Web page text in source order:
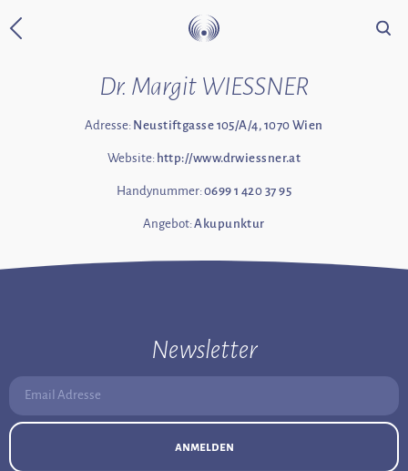
Zurück zur Startseite Suche
Dr. Margit WIESSNER
Adresse: Neustiftgasse 105/A/4, 1070 Wien
Website: http://www.drwiessner.at
Handynummer:0699 1 420 37 95
Angebot:Akupunktur
Newsletter
Email Adresse:
anmelden